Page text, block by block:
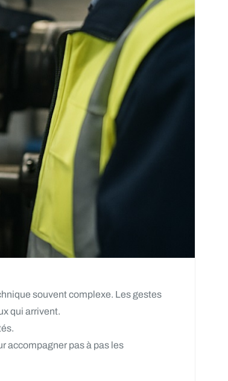
souvent complexe. Les gestes
qui arrivent.
accompagner pas à pas les